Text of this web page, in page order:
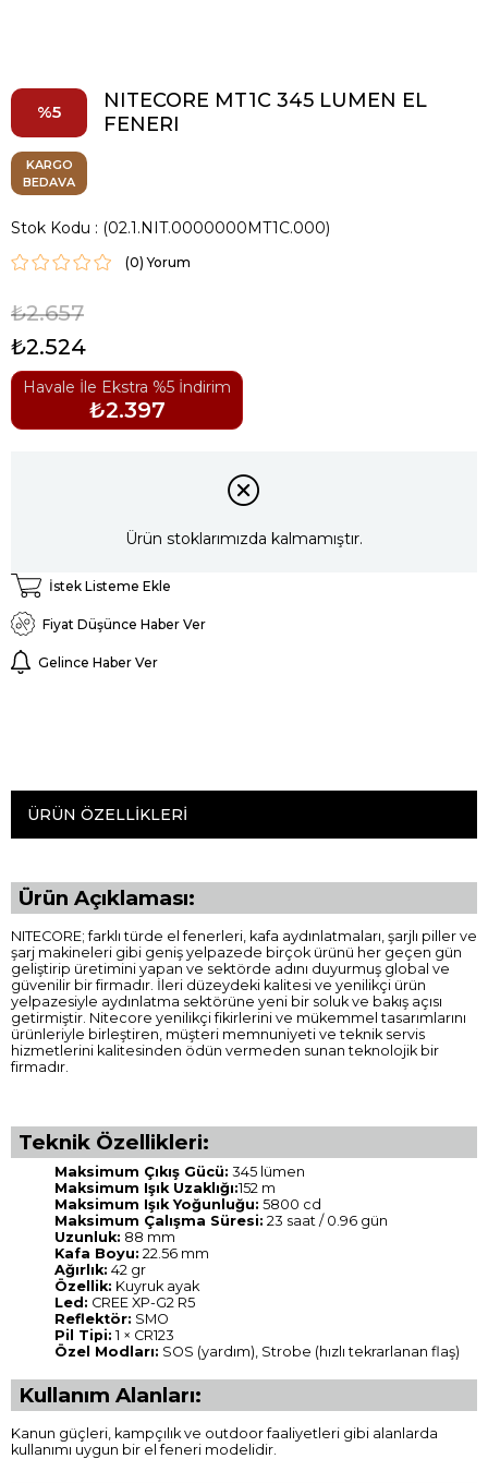
5
NITECORE MT1C 345 LUMEN EL
FENERI
KARGO
BEDAVA
Stok Kodu (02.1.NIT.0000000MT1C.000)
(0)
₺2.657
₺2.524
Havale İle Ekstra %5 İndirim
₺2.397
Ürün stoklarımızda kalmamıştır.
İstek Listeme Ekle
Fiyat Düşünce Haber Ver
Gelince Haber Ver
ÜRÜN ÖZELLIKLERI
Ürün Açıklaması:
NITECORE; farklı türde el fenerleri, kafa aydınlatmaları, şarjlı piller ve
şarj makineleri gibi geniş yelpazede birçok ürünü her geçen gün
geliştirip üretimini yapan ve sektörde adını duyurmuş global ve
güvenilir bir firmadır. İleri düzeydeki kalitesi ve yenilikçi ürün
yelpazesiyle aydınlatma sektörüne yeni bir soluk ve bakış açısı
getirmiştir. Nitecore yenilikçi fikirlerini ve mükemmel tasarımlarını
ürünleriyle birleştiren, müşteri memnuniyeti ve teknik servis
hizmetlerini kalitesinden ödün vermeden sunan teknolojik bir
firmadır.
Teknik Özellikleri:
Maksimum Çıkış Gücü: 345 lümen
Maksimum Işık Uzaklığı:152 m
Maksimum Işık Yoğunluğu: 5800 cd
Maksimum Çalışma Süresi: 23 saat / 0.96 gün
Uzunluk: 88 mm
Kafa Boyu: 22.56 mm
Ağırlık: 42 gr
Özellik: Kuyruk ayak
Led: CREE XP-G2 R5
Reflektör: SMO
Pil Tipi: 1 × CR123
Özel Modları: SOS (yardım), Strobe (hızlı tekrarlanan flaş)
Kullanım Alanları:
Kanun güçleri, kampçılık ve outdoor faaliyetleri gibi alanlarda
kullanımı uygun bir el feneri modelidir.